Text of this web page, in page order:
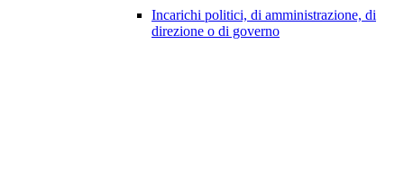
Incarichi politici, di amministrazione, di
direzione o di governo